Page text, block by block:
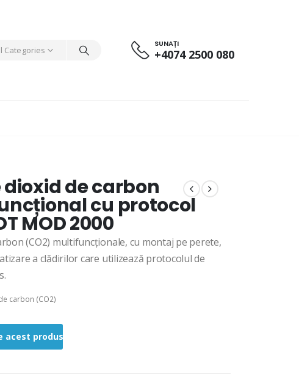
Categories
SUNAȚI
+4074 2500 080
de carbon
cu protocol
MOD 2000
(CO2) multifuncționale, cu montaj pe perete,
a clădirilor care utilizează protocolul de
carbon (CO2)
acest produs